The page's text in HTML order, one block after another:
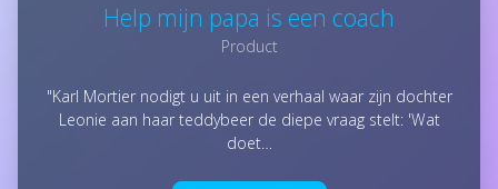
Help mijn papa is een coach
Product
"Karl Mortier nodigt u uit in een verhaal waar zijn dochter
Leonie aan haar teddybeer de diepe vraag stelt: 'Wat
doet…